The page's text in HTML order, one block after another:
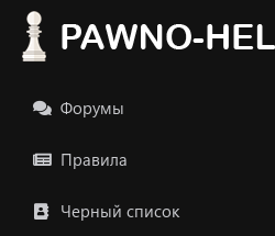
Форумы
Правила
Черный список